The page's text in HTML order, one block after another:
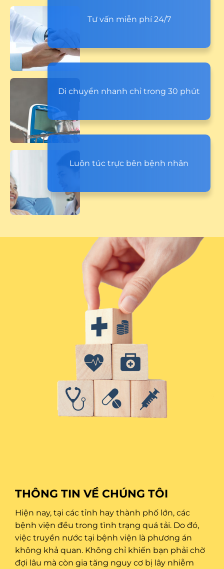
Tư vấn miễn phí 24/7
Di chuyển nhanh chỉ trong 30 phút
Luôn túc trực bên bệnh nhân
THÔNG TIN VỀ CHÚNG TÔI
Hiện nay, tại các tỉnh hay thành phố lớn, các
bệnh viện đều trong tình trạng quá tải. Do đó,
việc truyền nước tại bệnh viện là phương án
không khả quan. Không chỉ khiến bạn phải chờ
đợi lâu mà còn gia tăng nguy cơ bị lây nhiễm